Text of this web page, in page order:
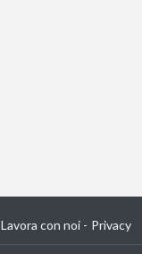
Lavora con noi Privacy